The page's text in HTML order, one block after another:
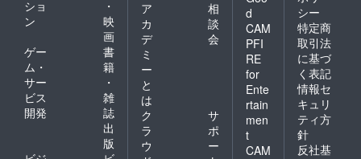
後に
メール
でご連
絡させ
ていた
だきま
す。 ＊
有効期
メール
送信か
ら1年間
ショ
ン
・
映
画
ゲー
ム・
サー
ビス
開発
書
籍
・
雑
誌
出
版
ア
カ
デ
ミ
ー
と
は
相
談
会
ク
ラ
ウ
サ
ポ
ー
d
CAM
PFI
RE
for
Ente
rtain
men
t
CAM
シー
特定商
取引法
に基づ
く表記
情報セ
キュリ
ティ方
針
反社基